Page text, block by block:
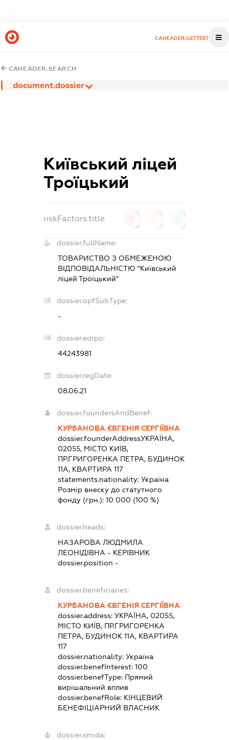
CAHEADER.GETTEST
CAHEADER.SEARCH
document.dossier
Київський ліцей
Троїцький
riskFactors.title
dossier.fullName:
ТОВАРИСТВО З ОБМЕЖЕНОЮ
ВІДПОВІДАЛЬНІСТЮ "Київський
ліцей Троїцький"
dossier.opfSubType:
-
dossier.edrpo:
44243981
dossier.regDate:
08.06.21
dossier.foundersAndBenef:
КУРБАНОВА ЄВГЕНІЯ СЕРГІЇВНА
dossier.founderAddressУКРАЇНА,
02055, МІСТО КИЇВ,
ПР.ГРИГОРЕНКА ПЕТРА, БУДИНОК
11А, КВАРТИРА 117
statements.nationality: Україна
Розмір внеску до статутного
фонду (грн.): 10 000 (100 %)
dossier.heads:
НАЗАРОВА ЛЮДМИЛА
ЛЕОНІДІВНА - КЕРІВНИК
dossier.position -
dossier.beneficiaries:
КУРБАНОВА ЄВГЕНІЯ СЕРГІЇВНА
dossier.address: УКРАЇНА, 02055,
МІСТО КИЇВ, ПР.ГРИГОРЕНКА
ПЕТРА, БУДИНОК 11А, КВАРТИРА
117
dossier.nationality: Україна
dossier.benefInterest: 100
dossier.benefType: Прямий
вирішальний вплив
dossier.benefRole: КІНЦЕВИЙ
БЕНЕФІЦІАРНИЙ ВЛАСНИК
dossier.smida: